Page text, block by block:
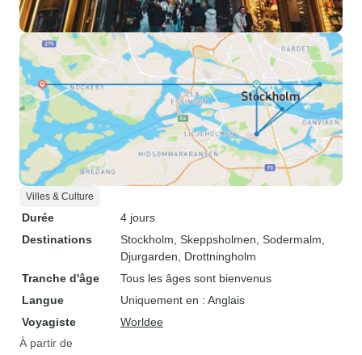
Villes & Culture
Durée
4 jours
Destinations
Stockholm , Skeppsholmen , Sodermalm
Djurgarden , Drottningholm
Tranche d'âge
Tous les âges sont bienvenus
Langue
Uniquement en : Anglais
Voyagiste
Worldee
À partir de